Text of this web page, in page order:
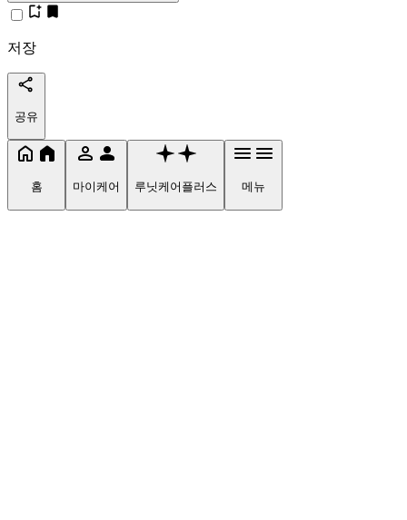
저장
공유
홈 마이케어 루닛케어플러스 메뉴